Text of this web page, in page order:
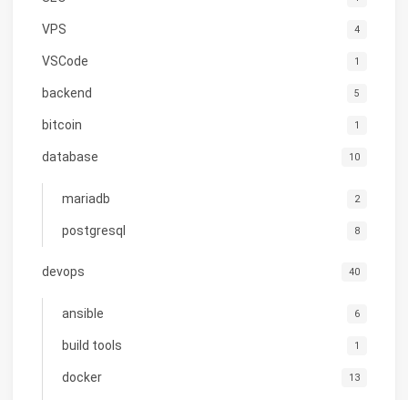
VPS 4
VSCode 1
backend 5
bitcoin 1
database 10
mariadb 2
postgresql 8
devops 40
ansible 6
build tools 1
docker 13